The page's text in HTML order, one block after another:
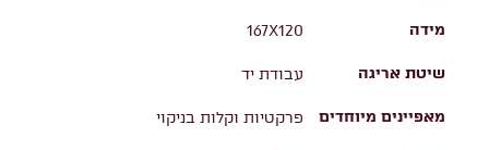
מידה 167X120
שיטת אריגה עבודת יד
מאפיינים מיוחדים פרקטיות וקלות בניקוי